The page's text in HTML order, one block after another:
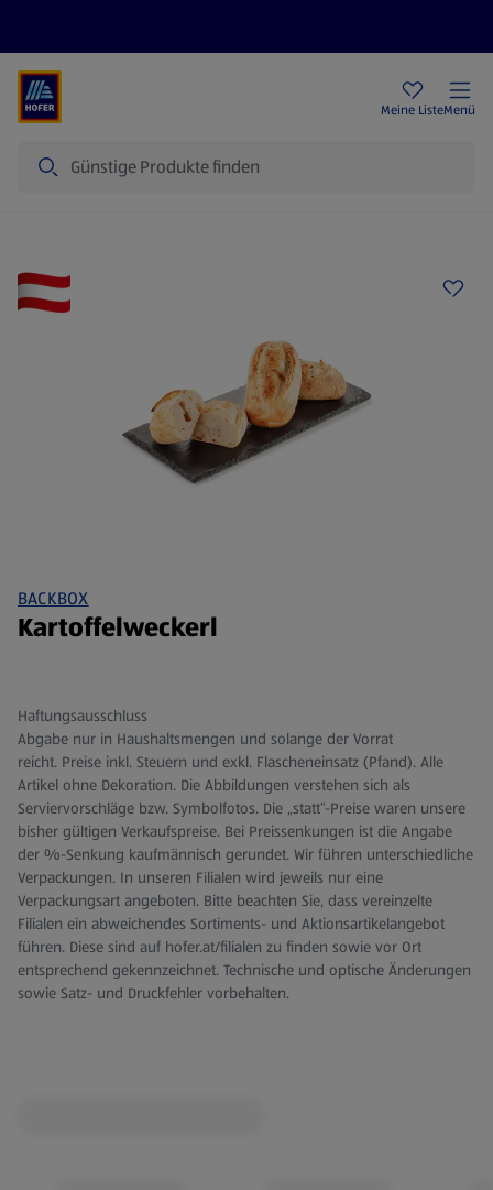
Meine ListeMenü
BACKBOX
Kartoffelweckerl
Haftungsausschluss
Abgabe nur in Haushaltsmengen und solange der Vorrat
reicht. Preise inkl. Steuern und exkl. Flascheneinsatz (Pfand). Alle
Artikel ohne Dekoration. Die Abbildungen verstehen sich als
Serviervorschläge bzw. Symbolfotos. Die „statt“-Preise waren unsere
bisher gültigen Verkaufspreise. Bei Preissenkungen ist die Angabe
der %-Senkung kaufmännisch gerundet. Wir führen unterschiedliche
Verpackungen. In unseren Filialen wird jeweils nur eine
Verpackungsart angeboten. Bitte beachten Sie, dass vereinzelte
Filialen ein abweichendes Sortiments- und Aktionsartikelangebot
führen. Diese sind auf hofer.at/filialen zu finden sowie vor Ort
entsprechend gekennzeichnet. Technische und optische Änderungen
sowie Satz- und Druckfehler vorbehalten.